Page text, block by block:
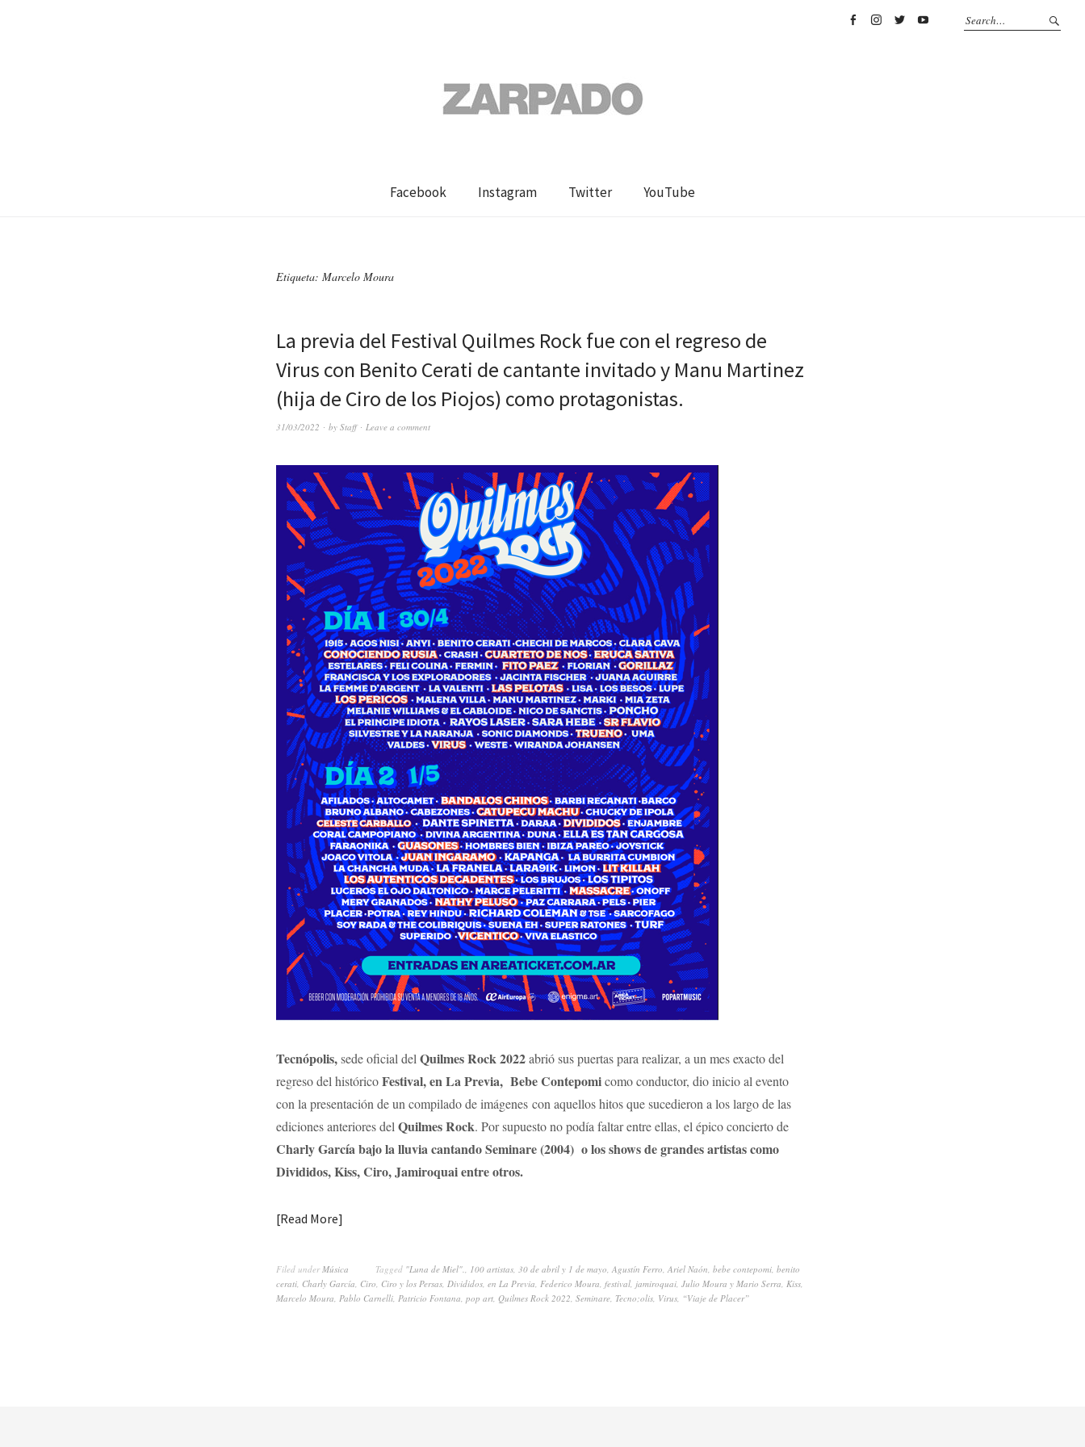
Facebook Instagram Twitter YouTube
Etiqueta: Marcelo Moura
La previa del Festival Quilmes Rock fue con el regreso de
Virus con Benito Cerati de cantante invitado y Manu Martinez
(hija de Ciro de los Piojos) como protagonistas.
31/03/2022 by Staff Leave a comment
Tecnópolis,sede oficial del Quilmes Rock 2022abrió sus puertas para realizar, a un mes exacto del
regreso del históricoFestival, en La Previa, Bebe Contepomicomo conductor, dio inicio al evento
con la presentación de un compilado de imágenes con aquellos hitos que sucedieron a los largo de las
ediciones anteriores del Quilmes Rock. Por supuesto no podía faltar entre ellas, el épico concierto de
Charly García bajo la lluvia cantando Seminare (2004) o los shows de grandes artistas como
Divididos, Kiss, Ciro, Jamiroquai entre otros.
Read More
Filed underMúsica Tagged "Luna de Miel"., 100 artistas, 30 de abril y 1 de mayo, Agustín Ferro, Ariel Naón, bebe contepomi, benito
cerati, Charly García, Ciro, Ciro y los Persas, Divididos, en La Previa, Federico Moura, festival, jamiroquai, Julio Moura y Mario Serra, Kiss,
Marcelo Moura, Pablo Carnelli, Patricio Fontana, pop art, Quilmes Rock 2022, Seminare, Tecno;olis, Virus, “Viaje de Placer”